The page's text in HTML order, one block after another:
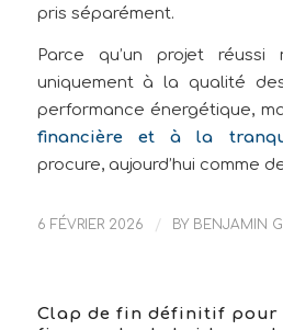
pris séparément.
Parce qu’un projet
uniquement à la qualité
performance énergétique,
financière et à la
procure, aujourd’hui comme
6 FÉVRIER 2026 / BY BENJAMIN
Clap de fin définitif pour